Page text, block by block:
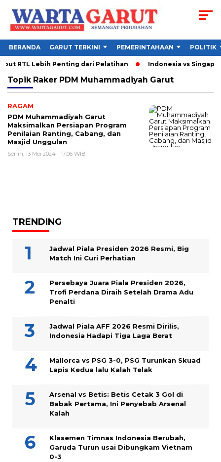
BERANDA GARUT TERKINI PEMERINTAHAAN POLITIK
RTL Lebih Penting dari Pelatihan Indonesia vs
Topik Raker PDM Muhammadiyah Garut
RAGAM
PDM Muhammadiyah Garut
Maksimalkan Persiapan Program
Penilaian Ranting, Cabang, dan
Masjid Unggulan
Senin, 13 Mei 2024 - 17:06 WIB
TRENDING
Jadwal Piala Presiden 2026 Resmi, Big
Match Ini Curi Perhatian
Persebaya Juara Piala Presiden 2026,
Trofi Perdana Diraih Setelah Drama Adu
Penalti
Jadwal Piala AFF 2026 Resmi Dirilis,
Indonesia Hadapi Tiga Laga Berat
Mallorca vs PSG 3-0, PSG Turunkan Skuad
Lapis Kedua lalu Kalah Telak
Arsenal vs Betis: Betis Cetak 3 Gol di
Babak Pertama, Ini Penyebab Arsenal
Kalah
Klasemen Timnas Indonesia Berubah,
Garuda Turun usai Dibungkam Vietnam
0-3